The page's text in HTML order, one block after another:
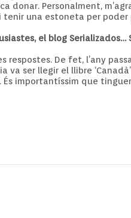
donar. Personalment,
una estoneta per poder
el blog
respostes. De fet, l’any
ser llegir el llibre
importantíssim que